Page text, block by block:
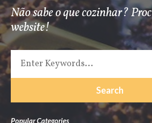
Não sabe o que cozinhar?
website!
Popular Categories